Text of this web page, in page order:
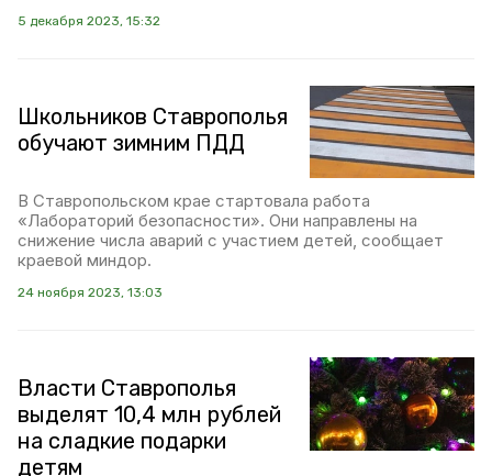
5 декабря 2023, 15:32
Школьников Ставрополья
обучают зимним ПДД
В Ставропольском крае стартовала работа
«Лабораторий безопасности». Они направлены на
снижение числа аварий с участием детей, сообщает
краевой миндор.
24 ноября 2023, 13:03
Власти Ставрополья
выделят 10,4 млн рублей
на сладкие подарки
детям